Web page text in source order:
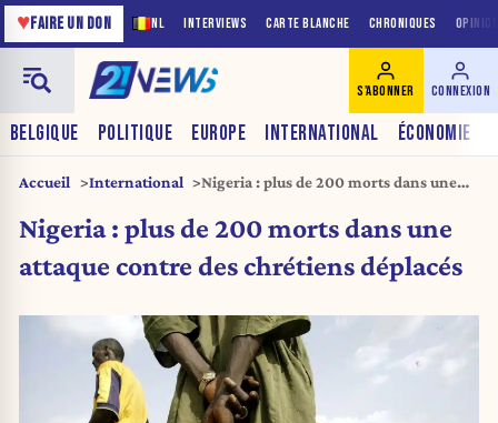
NL INTERVIEWS CARTE BLANCHE CHRONIQUES
♥FAIRE UN DON
BELGIQUE POLITIQUE EUROPE INTERNATIONAL ÉCONOMIE
S'ABONNER CONNEXION
Accueil International
Nigeria : plus de 200 morts dans une
Nigeria : plus de 200 morts dans une
attaque contre des chrétiens déplacés